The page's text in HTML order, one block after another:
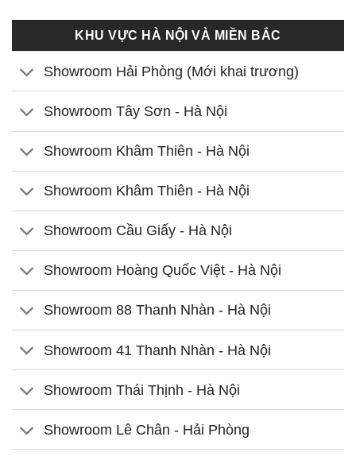
KHU VỰC HÀ NỘI VÀ MIỀN BẮC
Showroom Hải Phòng (Mới khai trương)
Showroom Tây Sơn - Hà Nội
Showroom Khâm Thiên - Hà Nội
Showroom Khâm Thiên - Hà Nội
Showroom Cầu Giấy - Hà Nội
Showroom Hoàng Quốc Việt - Hà Nội
Showroom 88 Thanh Nhàn - Hà Nội
Showroom 41 Thanh Nhàn - Hà Nội
Showroom Thái Thịnh - Hà Nội
Showroom Lê Chân - Hải Phòng